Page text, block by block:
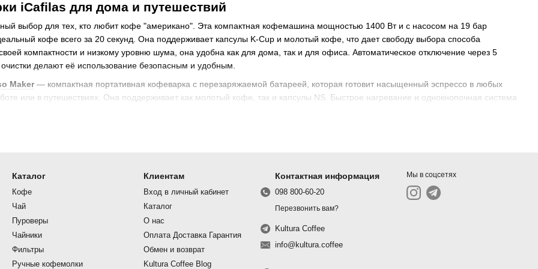
iCafilas для дома и путешествий
выбор для тех, кто любит кофе "американо". Эта компактная кофемашина мощностью 1400 Вт и с насосом на 19 бар
кофе всего за 20 секунд. Она поддерживает капсулы K-Cup и молотый кофе, что дает свободу выбора способа
компактности и низкому уровню шума, она удобна как для дома, так и для офиса. Автоматическое отключение через 5
делают её использование безопасным и удобным.
Maker— компактная портативная кофеварка с перезаряжаемой батареей, которая готовит насыщенный эспрессо в любых
или в путешествиях. Она поддерживает как молотый кофе, так и капсулы NS. Быстрое нагревание и однокнопочная система
iCafilas Mini Q?
мощный насос на 19 бар, тихую работу и возможность использовать как капсулы, так и молотый кофе. Компактный размер и
делают её отличным выбором для дома и офиса.
iCafilas Portable Espresso Maker?
Espresso Maker имеет встроенную перезаряжаемую батарею, которая позволяет приготовить до 60 мл эспрессо без
Она идеальна для использования в дороге или в путешествиях.
молотый кофе в iCafilas?
Каталог
Кофе
Чай
Пуроверы
Чайники
Фильтры
Ручные кофемолки
Клиентам
Вход в личный кабинет
Каталог
О нас
Оплата Доставка Гарантия
Обмен и возврат
Kultura Coffee Blog
Контактная информация
098 800-60-20
Перезвонить вам?
Kultura Coffee
info@kultura.coffee
Мы в соцсетях